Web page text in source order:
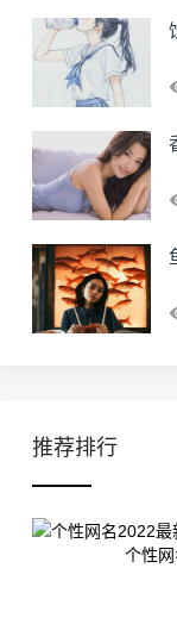
推荐排行
个性